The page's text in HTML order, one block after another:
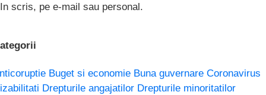
In scris, pe e-mail sau personal.
Buget si economie Buna guvernare Coronavirus
Drepturile angajatilor Drepturile minoritatilor